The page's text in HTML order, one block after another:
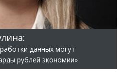
данных могут
рублей экономии»